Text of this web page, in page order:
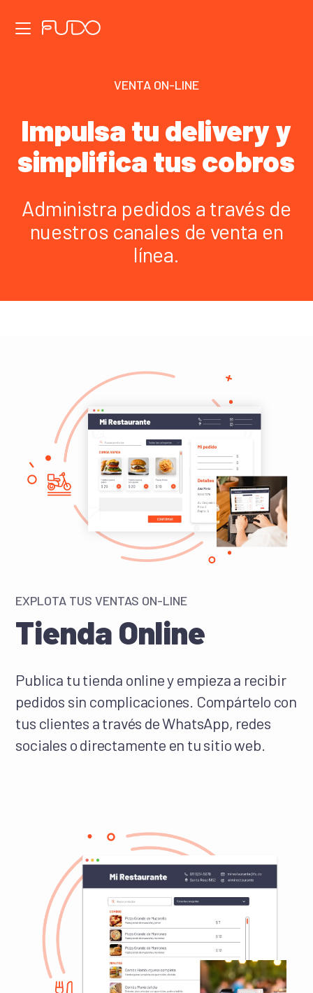
Cultura
Vendedor IA
INICIAR SESIÓN
VENTA ON-LINE
Impulsa tu delivery y
simplifica tus cobros
Administra pedidos a través de
nuestros canales de venta en
línea.
EXPLOTA TUS VENTAS ON-LINE
Tienda Online
Publica tu tienda online y empieza a recibir
pedidos sin complicaciones. Compártelo con
tus clientes a través de WhatsApp, redes
sociales o directamente en tu sitio web.